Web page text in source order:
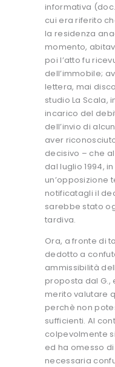
informativa
cui era riferito
la residenza
momento,
poi l’atto fu
dell’immobile;
lettera, mai
studio La Scala,
incarico del
dell’invio di
aver
decisivo – che
dal luglio 1994,
un’opposizione
notificatagli il
sarebbe stato
tardiva.
Ora, a fronte di
dedotto a
ammissibilità
proposta dal
merito valutare
perchè non
sufficienti. Al
colpevolmente
ed ha omesso
necessaria